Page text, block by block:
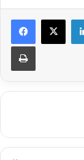
Drucken